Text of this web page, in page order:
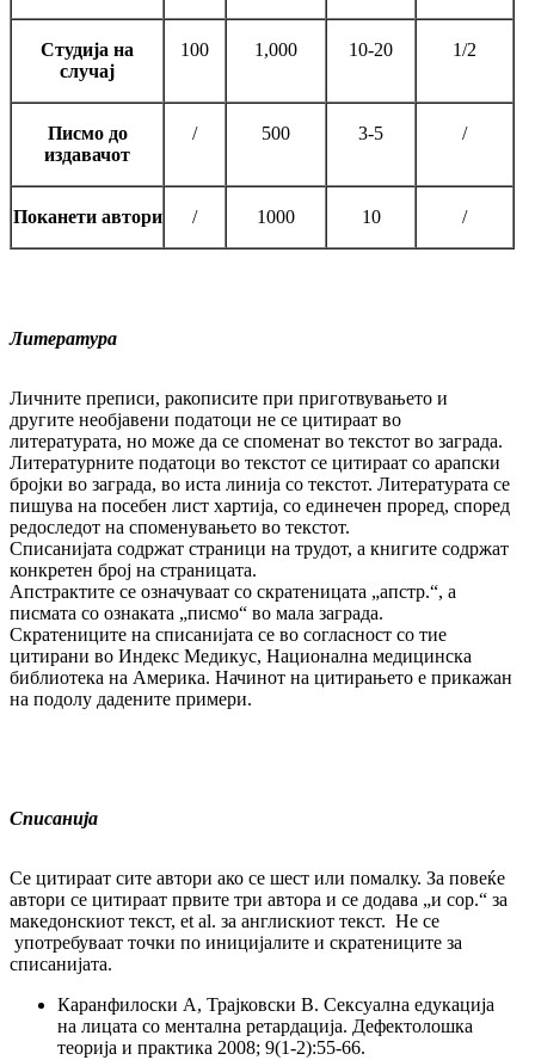
Студија на
случај
100 1,000 10-20 1/2
Писмо до
издавачот
/ 500 3-5 /
Поканети автори / 1000 10 /
Литература
Личните преписи, ракописите при приготвувањето и
другите необјавени податоци не се цитираат во
литературата, но можe да се споменат во текстот во заграда.
Литературните податоци во текстот се цитираат со арапски
бројки во заграда, во иста линија со текстот. Литературата се
пишува на посебен лист хартија, со единечен проред, според
редоследот на споменувањето во текстот.
Списанијата содржат страници на трудот, a книгите содржат
конкретен број на страницата.
Апстрактите се означуваат со скратеницата „апстр.“, а
писмата со ознаката „писмо“ во мала заграда.
Скратениците на списанијата се во согласност со тие
цитирани во Индекс Медикус, Национална медицинска
библиотека на Америка. Начинот на цитирањето е прикажан
на подолу дадените примери.
Списанија
Се цитираат сите автори ако се шест или помалку. За повеќе
автори се цитираат првите три автора и се додава „и сор.“ за
македонскиот текст, et al. за англискиот текст. Не се
употребуваат точки по иницијалите и скратениците за
списанијата.
Каранфилоски А, Трајковски В. Сексуална едукација
на лицата со ментална ретардација. Дефектолошка
теорија и практика 2008; 9(1-2):55-66.